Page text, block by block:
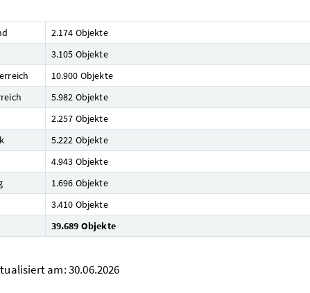
2.174 Objekte
3.105 Objekte
10.900 Objekte
5.982 Objekte
2.257 Objekte
5.222 Objekte
4.943 Objekte
1.696 Objekte
3.410 Objekte
39.689 Objekte
am: 30.06.2026